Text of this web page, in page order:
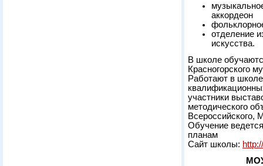
аккордеон
отделение
искусства.
В школе
Красногорского
Работают в
участники
методического
Всероссийского,
Обучение
планам
Сайт школы: